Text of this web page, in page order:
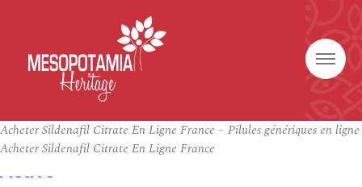
Acheter Sildenafil Citrate En Ligne France – Pilules génériques en ligne
Acheter Sildenafil Citrate En Ligne France